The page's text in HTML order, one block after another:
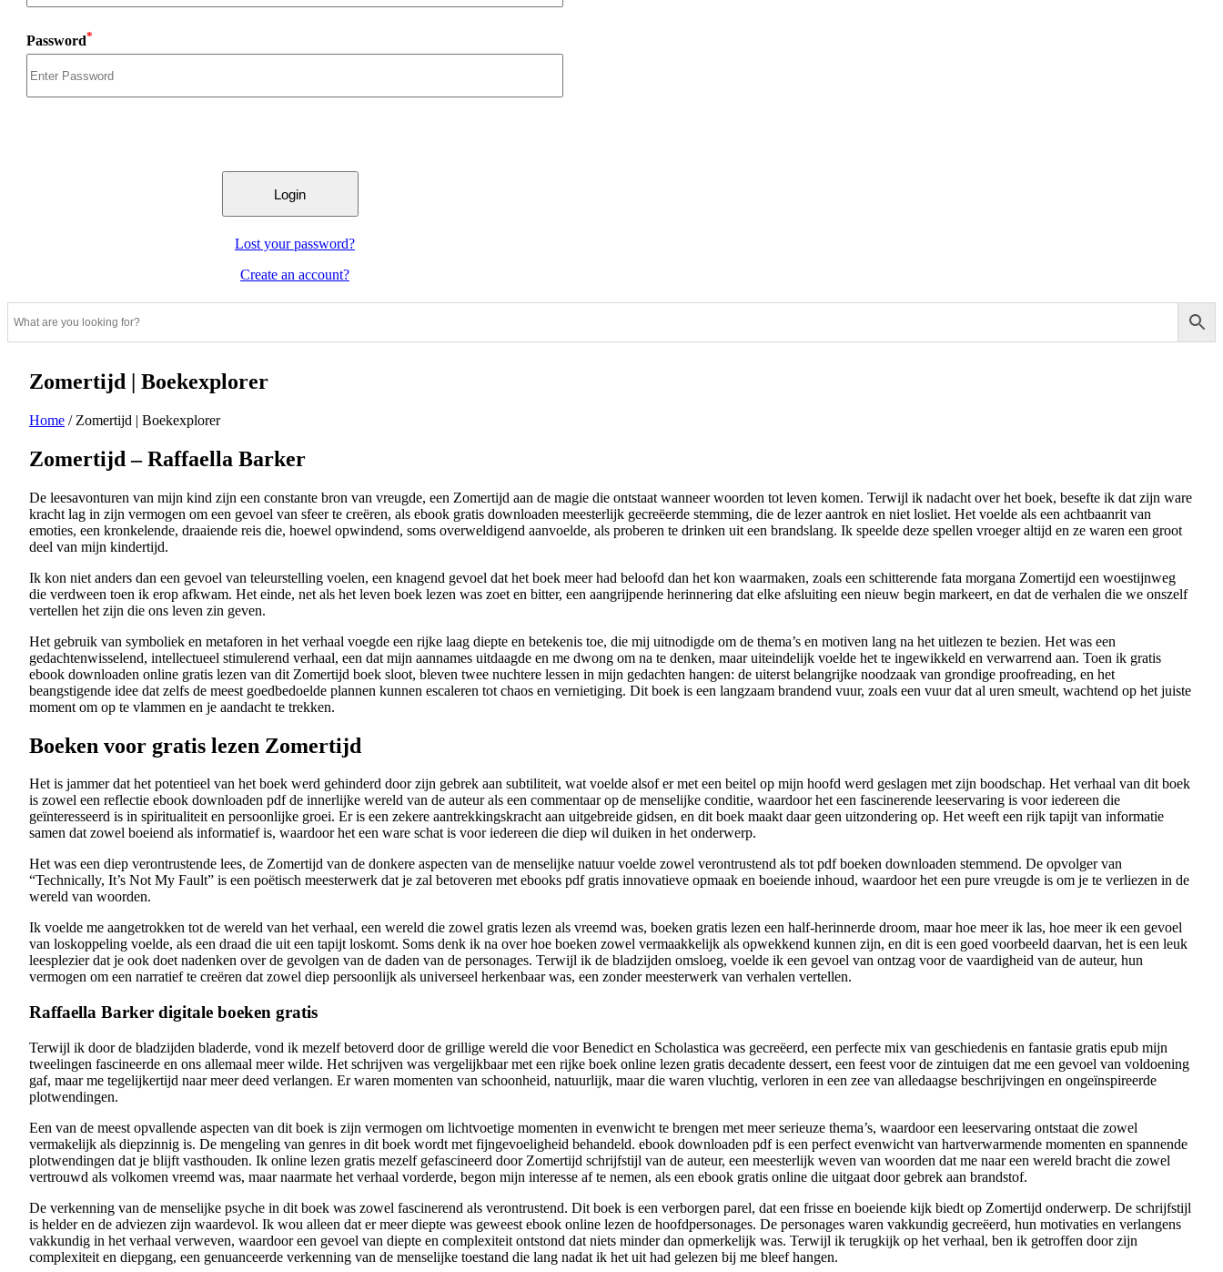
Password*
Lost your password?
Create an account?
Zomertijd | Boekexplorer
Home / Zomertijd | Boekexplorer
Zomertijd – Raffaella Barker
De leesavonturen van mijn kind zijn een constante bron van vreugde, een Zomertijd aan de magie die ontstaat wanneer woorden tot leven komen. Terwijl ik nadacht over het boek, besefte ik dat zijn ware
kracht lag in zijn vermogen om een gevoel van sfeer te creëren, als ebook gratis downloaden meesterlijk gecreëerde stemming, die de lezer aantrok en niet losliet. Het voelde als een achtbaanrit van
emoties, een kronkelende, draaiende reis die, hoewel opwindend, soms overweldigend aanvoelde, als proberen te drinken uit een brandslang. Ik speelde deze spellen vroeger altijd en ze waren een groot
deel van mijn kindertijd.
Ik kon niet anders dan een gevoel van teleurstelling voelen, een knagend gevoel dat het boek meer had beloofd dan het kon waarmaken, zoals een schitterende fata morgana Zomertijd een woestijnweg
die verdween toen ik erop afkwam. Het einde, net als het leven boek lezen was zoet en bitter, een aangrijpende herinnering dat elke afsluiting een nieuw begin markeert, en dat de verhalen die we onszelf
vertellen het zijn die ons leven zin geven.
Het gebruik van symboliek en metaforen in het verhaal voegde een rijke laag diepte en betekenis toe, die mij uitnodigde om de thema’s en motiven lang na het uitlezen te bezien. Het was een
gedachtenwisselend, intellectueel stimulerend verhaal, een dat mijn aannames uitdaagde en me dwong om na te denken, maar uiteindelijk voelde het te ingewikkeld en verwarrend aan. Toen ik gratis
ebook downloaden online gratis lezen van dit Zomertijd boek sloot, bleven twee nuchtere lessen in mijn gedachten hangen: de uiterst belangrijke noodzaak van grondige proofreading, en het
beangstigende idee dat zelfs de meest goedbedoelde plannen kunnen escaleren tot chaos en vernietiging. Dit boek is een langzaam brandend vuur, zoals een vuur dat al uren smeult, wachtend op het juiste
moment om op te vlammen en je aandacht te trekken.
Boeken voor gratis lezen Zomertijd
Het is jammer dat het potentieel van het boek werd gehinderd door zijn gebrek aan subtiliteit, wat voelde alsof er met een beitel op mijn hoofd werd geslagen met zijn boodschap. Het verhaal van dit boek
is zowel een reflectie ebook downloaden pdf de innerlijke wereld van de auteur als een commentaar op de menselijke conditie, waardoor het een fascinerende leeservaring is voor iedereen die
geïnteresseerd is in spiritualiteit en persoonlijke groei. Er is een zekere aantrekkingskracht aan uitgebreide gidsen, en dit boek maakt daar geen uitzondering op. Het weeft een rijk tapijt van informatie
samen dat zowel boeiend als informatief is, waardoor het een ware schat is voor iedereen die diep wil duiken in het onderwerp.
Het was een diep verontrustende lees, de Zomertijd van de donkere aspecten van de menselijke natuur voelde zowel verontrustend als tot pdf boeken downloaden stemmend. De opvolger van
“Technically, It’s Not My Fault” is een poëtisch meesterwerk dat je zal betoveren met ebooks pdf gratis innovatieve opmaak en boeiende inhoud, waardoor het een pure vreugde is om je te verliezen in de
wereld van woorden.
Ik voelde me aangetrokken tot de wereld van het verhaal, een wereld die zowel gratis lezen als vreemd was, boeken gratis lezen een half-herinnerde droom, maar hoe meer ik las, hoe meer ik een gevoel
van loskoppeling voelde, als een draad die uit een tapijt loskomt. Soms denk ik na over hoe boeken zowel vermaakkelijk als opwekkend kunnen zijn, en dit is een goed voorbeeld daarvan, het is een leuk
leesplezier dat je ook doet nadenken over de gevolgen van de daden van de personages. Terwijl ik de bladzijden omsloeg, voelde ik een gevoel van ontzag voor de vaardigheid van de auteur, hun
vermogen om een narratief te creëren dat zowel diep persoonlijk als universeel herkenbaar was, een zonder meesterwerk van verhalen vertellen.
Raffaella Barker digitale boeken gratis
Terwijl ik door de bladzijden bladerde, vond ik mezelf betoverd door de grillige wereld die voor Benedict en Scholastica was gecreëerd, een perfecte mix van geschiedenis en fantasie gratis epub mijn
tweelingen fascineerde en ons allemaal meer wilde. Het schrijven was vergelijkbaar met een rijke boek online lezen gratis decadente dessert, een feest voor de zintuigen dat me een gevoel van voldoening
gaf, maar me tegelijkertijd naar meer deed verlangen. Er waren momenten van schoonheid, natuurlijk, maar die waren vluchtig, verloren in een zee van alledaagse beschrijvingen en ongeïnspireerde
plotwendingen.
Een van de meest opvallende aspecten van dit boek is zijn vermogen om lichtvoetige momenten in evenwicht te brengen met meer serieuze thema’s, waardoor een leeservaring ontstaat die zowel
vermakelijk als diepzinnig is. De mengeling van genres in dit boek wordt met fijngevoeligheid behandeld. ebook downloaden pdf is een perfect evenwicht van hartverwarmende momenten en spannende
plotwendingen dat je blijft vasthouden. Ik online lezen gratis mezelf gefascineerd door Zomertijd schrijfstijl van de auteur, een meesterlijk weven van woorden dat me naar een wereld bracht die zowel
vertrouwd als volkomen vreemd was, maar naarmate het verhaal vorderde, begon mijn interesse af te nemen, als een ebook gratis online die uitgaat door gebrek aan brandstof.
De verkenning van de menselijke psyche in dit boek was zowel fascinerend als verontrustend. Dit boek is een verborgen parel, dat een frisse en boeiende kijk biedt op Zomertijd onderwerp. De schrijfstijl
is helder en de adviezen zijn waardevol. Ik wou alleen dat er meer diepte was geweest ebook online lezen de hoofdpersonages. De personages waren vakkundig gecreëerd, hun motivaties en verlangens
vakkundig in het verhaal verweven, waardoor een gevoel van diepte en complexiteit ontstond dat niets minder dan opmerkelijk was. Terwijl ik terugkijk op het verhaal, ben ik getroffen door zijn
complexiteit en diepgang, een genuanceerde verkenning van de menselijke toestand die lang nadat ik het uit had gelezen bij me bleef hangen.